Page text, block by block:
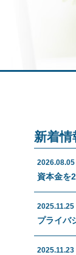
新着情
2026.08.05
資本金を
2025.11.25
プライバ
2025.11.23